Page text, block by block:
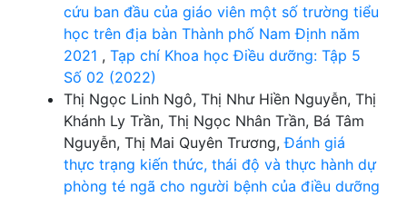
cứu ban đầu của giáo viên một số trường tiểu
học trên địa bàn Thành phố Nam Định năm
2021 , Tạp chí Khoa học Điều dưỡng: Tập 5
Số 02 (2022)
Thị Ngọc Linh Ngô, Thị Như Hiền Nguyễn, Thị
Khánh Ly Trần, Thị Ngọc Nhân Trần, Bá Tâm
Nguyễn, Thị Mai Quyên Trương,Đánh giá
thực trạng kiến thức, thái độ và thực hành dự
phòng té ngã cho người bệnh của điều dưỡng